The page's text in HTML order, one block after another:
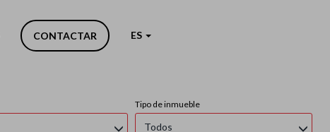
CONTACTAR ES
Tipo de inmueble
Todos